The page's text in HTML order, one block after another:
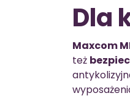
Dla
Maxcom
też